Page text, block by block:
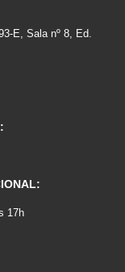
E, Sala nº 8, Ed.
17h